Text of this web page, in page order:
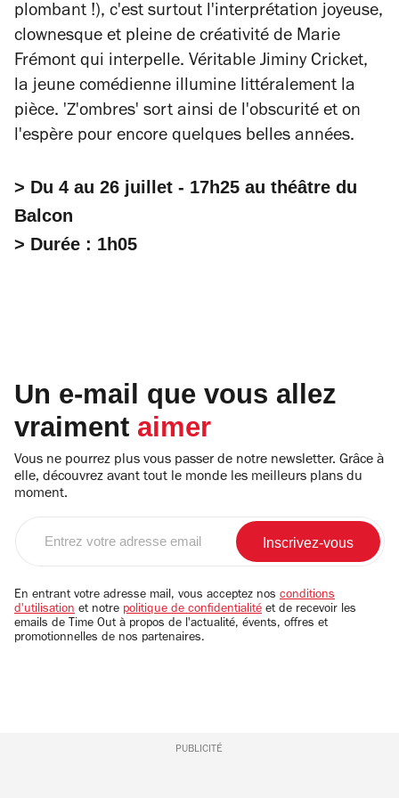
plombant !), c'est surtout l'interprétation joyeuse,
clownesque et pleine de créativité de Marie
Frémont qui interpelle. Véritable Jiminy Cricket,
la jeune comédienne illumine littéralement la
pièce. 'Z'ombres' sort ainsi de l'obscurité et on
l'espère pour encore quelques belles années.
> Du 4 au 26 juillet - 17h25 au théâtre du
Balcon
> Durée : 1h05
Un e-mail que vous allez
vraiment aimer
Vous ne pourrez plus vous passer de notre newsletter. Grâce à
elle, découvrez avant tout le monde les meilleurs plans du
moment.
email
En entrant votre adresse mail, vous acceptez nos conditions
d'utilisation et notre politique de confidentialité et de recevoir les
emails de Time Out à propos de l'actualité, évents, offres et
promotionnelles de nos partenaires.
PUBLICITÉ